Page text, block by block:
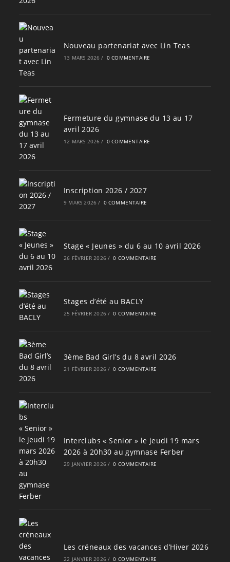
Nouveau partenariat avec Lin Teas
13 MARS 2026 / 0 COMMENTAIRE
Fermeture du gymnase du 13 au 17
avril 2026
12 MARS 2026 / 0 COMMENTAIRE
Inscription 2026 / 2027
9 MARS 2026 / 0 COMMENTAIRE
Stage « Jeunes » du 6 au 10 avril 2026
26 FÉVRIER 2026 / 0 COMMENTAIRE
Stages d’été au BACLY
25 FÉVRIER 2026 / 0 COMMENTAIRE
3ème Bad Girl’s du 8 avril 2026
21 FÉVRIER 2026 / 0 COMMENTAIRE
Interclubs « Senior » le jeudi 19 mars
2026 à 20h30 au gymnase Ferber
29 JANVIER 2026 / 0 COMMENTAIRE
Les créneaux des vacances d’Hiver 2026
22 JANVIER 2026 / 0 COMMENTAIRE